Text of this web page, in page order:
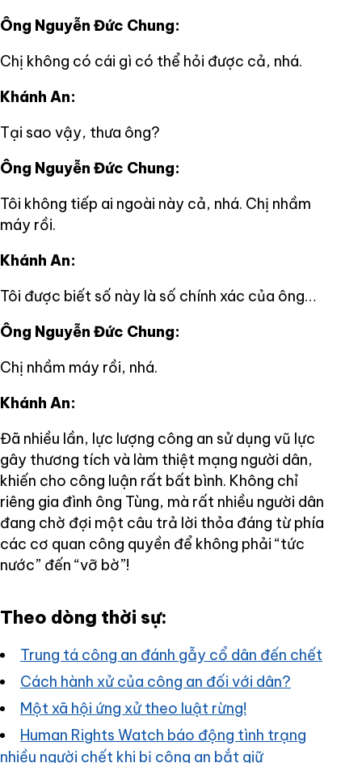
Ông Nguyễn Đức Chung:
Chị không có cái gì có thể hỏi được cả, nhá.
Khánh An:
Tại sao vậy, thưa ông?
Ông Nguyễn Đức Chung:
Tôi không tiếp ai ngoài này cả, nhá. Chị nhầm
máy rồi.
Khánh An:
Tôi được biết số này là số chính xác của ông…
Ông Nguyễn Đức Chung:
Chị nhầm máy rồi, nhá.
Khánh An:
Đã nhiều lần, lực lượng công an sử dụng vũ lực
gây thương tích và làm thiệt mạng người dân,
khiến cho công luận rất bất bình. Không chỉ
riêng gia đình ông Tùng, mà rất nhiều người dân
đang chờ đợi một câu trả lời thỏa đáng từ phía
các cơ quan công quyền để không phải “tức
nước” đến “vỡ bờ”!
Theo dòng thời sự:
Trung tá công an đánh gẫy cổ dân đến chết
Cách hành xử của công an đối với dân?
Một xã hội ứng xử theo luật rừng!
Human Rights Watch báo động tình trạng
nhiều người chết khi bị công an bắt giữ